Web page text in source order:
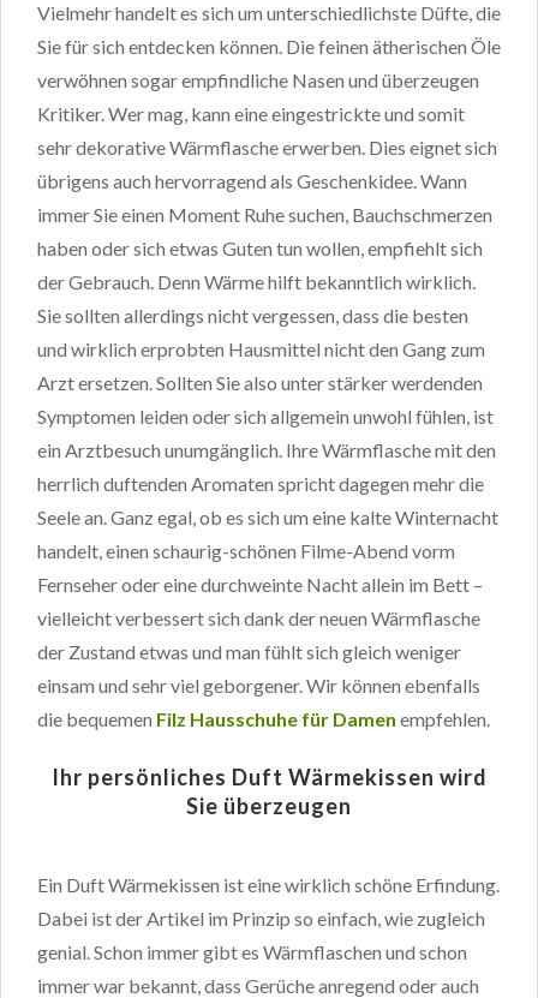
Vielmehr handelt es sich um unterschiedlichste Düfte, die
Sie für sich entdecken können. Die feinen ätherischen Öle
verwöhnen sogar empfindliche Nasen und überzeugen
Kritiker. Wer mag, kann eine eingestrickte und somit
sehr dekorative Wärmflasche erwerben. Dies eignet sich
übrigens auch hervorragend als Geschenkidee. Wann
immer Sie einen Moment Ruhe suchen, Bauchschmerzen
haben oder sich etwas Guten tun wollen, empfiehlt sich
der Gebrauch. Denn Wärme hilft bekanntlich wirklich.
Sie sollten allerdings nicht vergessen, dass die besten
und wirklich erprobten Hausmittel nicht den Gang zum
Arzt ersetzen. Sollten Sie also unter stärker werdenden
Symptomen leiden oder sich allgemein unwohl fühlen, ist
ein Arztbesuch unumgänglich. Ihre Wärmflasche mit den
herrlich duftenden Aromaten spricht dagegen mehr die
Seele an. Ganz egal, ob es sich um eine kalte Winternacht
handelt, einen schaurig-schönen Filme-Abend vorm
Fernseher oder eine durchweinte Nacht allein im Bett –
vielleicht verbessert sich dank der neuen Wärmflasche
der Zustand etwas und man fühlt sich gleich weniger
einsam und sehr viel geborgener. Wir können ebenfalls
die bequemen Filz Hausschuhe für Damen empfehlen.
Ihr persönliches Duft Wärmekissen wird
Sie überzeugen
Ein Duft Wärmekissen ist eine wirklich schöne Erfindung.
Dabei ist der Artikel im Prinzip so einfach, wie zugleich
genial. Schon immer gibt es Wärmflaschen und schon
immer war bekannt, dass Gerüche anregend oder auch